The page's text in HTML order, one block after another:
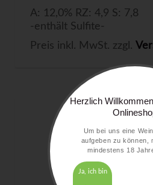
A: 12,0% RZ: 4,9 S: 7,8
-enthält Sulfite-
Preis inkl. MwSt. zzgl.
Herzlich
Um bei uns eine
aufgeben zu können,
mindestens 18
Ja, ich bin